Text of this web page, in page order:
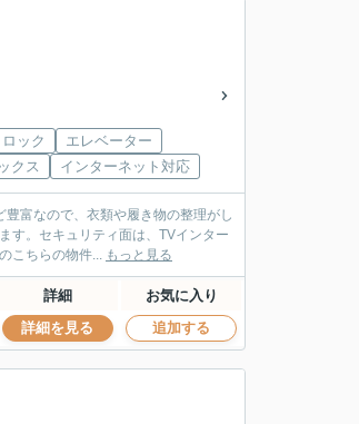
ック
エレベーター
クス インターネット対応
富なので、衣類や履き物の整理がし
す。セキュリティ面は、TVインター
こちらの物件... もっと見る
詳細 お気に入り
詳細を見る 追加する